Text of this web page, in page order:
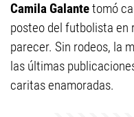
Camila Galantetomó
posteo del futbolista en
parecer. Sin rodeos, la
las últimas
caritas enamoradas.